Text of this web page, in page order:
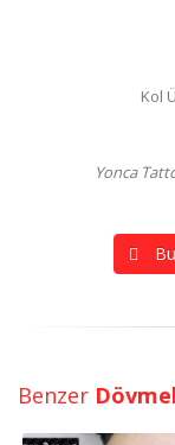
Kol
Yonca
Benzer